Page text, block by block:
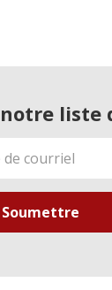
liste